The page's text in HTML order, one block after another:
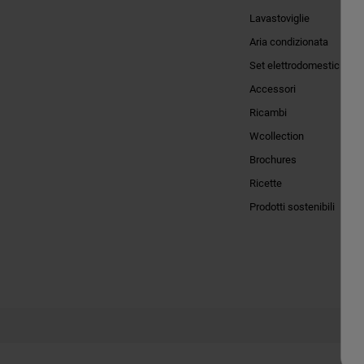
Lavastoviglie
Aria condizionata
Set elettrodomestici
Accessori
Ricambi
Wcollection
Brochures
Ricette
Prodotti sostenibili